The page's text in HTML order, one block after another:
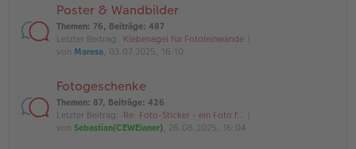
Poster & Wandbilder
Themen: 76, Beiträge: 487
Letzter Beitrag: Klebenagel für Fotoleinwände
von Maresa, 03.07.2025, 16:10
Fotogeschenke
Themen: 87, Beiträge: 426
Letzter Beitrag: Re: Foto-Sticker - ein Foto f…
von Sebastian(CEWEianer), 26.08.2025, 16:04